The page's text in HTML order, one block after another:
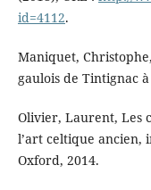
id=4112.
Maniquet,
gaulois de Tintignac
Olivier, Laurent, Les
l’art celtique ancien,
Oxford, 2014.